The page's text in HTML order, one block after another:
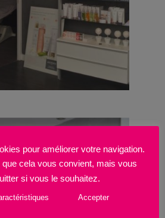
pour améliorer votre navigation.
cela vous convient, mais vous
si vous le souhaitez.
Accepter